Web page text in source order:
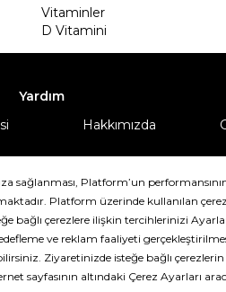
Vitaminler
D Vitamini
Yardım
Hakkımızda
2026. Tüm hakları saklıdır.